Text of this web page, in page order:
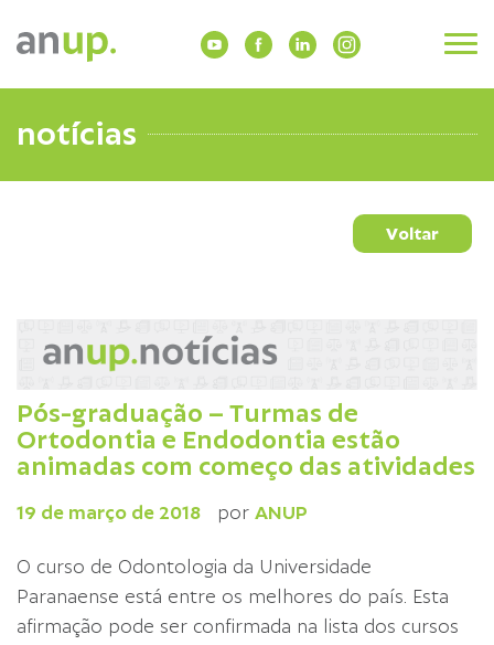
notícias
Voltar
Pós-graduação – Turmas de
Ortodontia e Endodontia estão
animadas com começo das atividades
19 de março de 2018 por ANUP
O curso de Odontologia da Universidade
Paranaense está entre os melhores do país. Esta
afirmação pode ser confirmada na lista dos cursos